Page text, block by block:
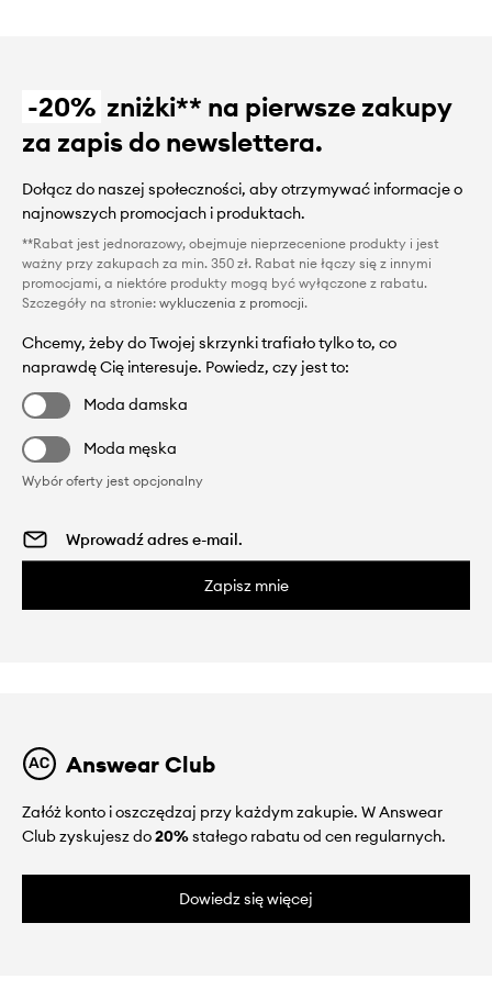
-20% zniżki** na pierwsze zakupy
za zapis do newslettera.
Dołącz do naszej społeczności, aby otrzymywać informacje o
najnowszych promocjach i produktach.
**Rabat jest jednorazowy, obejmuje nieprzecenione produkty i jest
ważny przy zakupach za min. 350 zł. Rabat nie łączy się z innymi
promocjami, a niektóre produkty mogą być wyłączone z rabatu.
Szczegóły na stronie: wykluczenia z promocji.
Chcemy, żeby do Twojej skrzynki trafiało tylko to, co
naprawdę Cię interesuje. Powiedz, czy jest to:
Moda damska
Moda męska
Wybór oferty jest opcjonalny
Zapisz mnie
Answear Club
Załóż konto i oszczędzaj przy każdym zakupie. W Answear
Club zyskujesz do20%stałego rabatu od cen regularnych.
Dowiedz się więcej